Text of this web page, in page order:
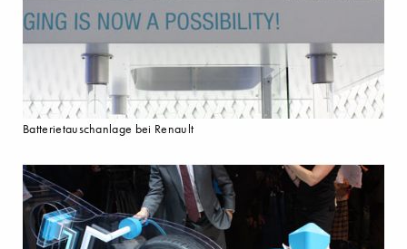
Batterietauschanlage bei Renault